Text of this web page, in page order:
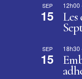
SEP
15
12h00
Les
SEP
15
18h30